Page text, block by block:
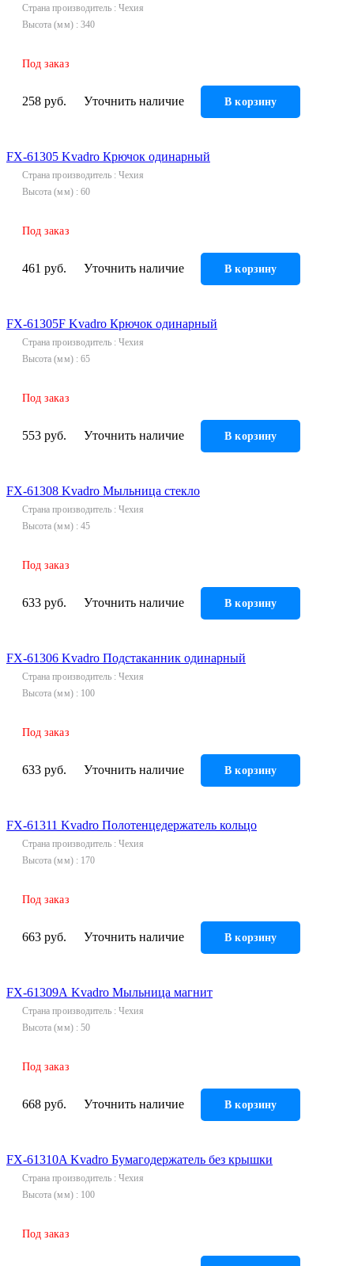
Страна производитель
Чехия
Высота (мм)
340
Под заказ
258 руб. Уточнить наличие В корзину
FX-61305 Kvadro Крючок одинарный
Страна производитель
Чехия
Высота (мм)
60
Под заказ
461 руб. Уточнить наличие В корзину
FX-61305F Kvadro Крючок одинарный
Страна производитель
Чехия
Высота (мм)
65
Под заказ
553 руб. Уточнить наличие В корзину
FX-61308 Kvadro Мыльница стекло
Страна производитель
Чехия
Высота (мм)
45
Под заказ
633 руб. Уточнить наличие В корзину
FX-61306 Kvadro Подстаканник одинарный
Страна производитель
Чехия
Высота (мм)
100
Под заказ
633 руб. Уточнить наличие В корзину
FX-61311 Kvadro Полотенцедержатель кольцо
Страна производитель
Чехия
Высота (мм)
170
Под заказ
663 руб. Уточнить наличие В корзину
FX-61309А Kvadro Мыльница магнит
Страна производитель
Чехия
Высота (мм)
50
Под заказ
668 руб. Уточнить наличие В корзину
FX-61310A Kvadro Бумагодержатель без крышки
Страна производитель
Чехия
Высота (мм)
100
Под заказ
Гофрированные трубы и манжеты для унитаза
Россинка-ТВК
Смесители для кухни
Унитазы. писсуары. биде
Комплектующие для унитазов и инсталляциий
Развернуть(1)
Изоляция для труб
Инструмент
Прокладки (Фум. лен. нить) и комплектующие